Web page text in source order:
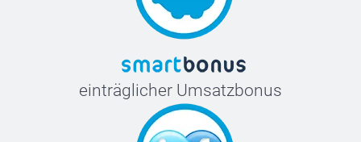
einträglicher Umsatzbonus